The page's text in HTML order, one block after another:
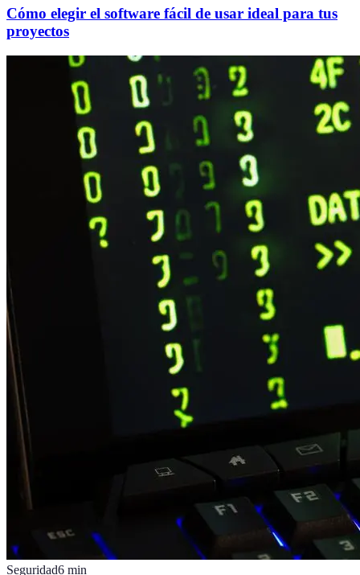
Cómo elegir el software fácil de usar ideal para tus
proyectos
Seguridad6 min